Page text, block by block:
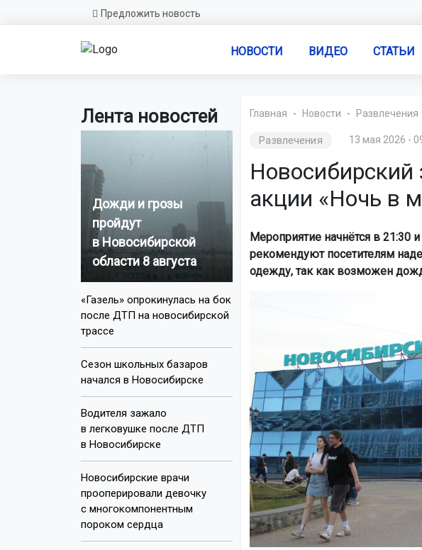
Предложить новость
НОВОСТИ ВИДЕО СТАТЬИ
Лента новостей
Дожди и грозы
пройдут
в Новосибирской
области 8 августа
«Газель» опрокинулась на бок
после ДТП на новосибирской
трассе
Сезон школьных базаров
начался в Новосибирске
Водителя зажало
в легковушке после ДТП
в Новосибирске
Новосибирские врачи
прооперировали девочку
с многокомпонентным
пороком сердца
Главная Новости Развлечения
Развлечения 13 мая 2026 -
Новосибирский
акции «Ночь в
Мероприятие начнётся в 21:30
рекомендуют посетителям
одежду, так как возможен